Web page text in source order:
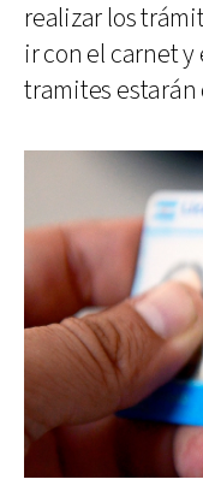
realizar los
ir con el carnet y
tramites estarán